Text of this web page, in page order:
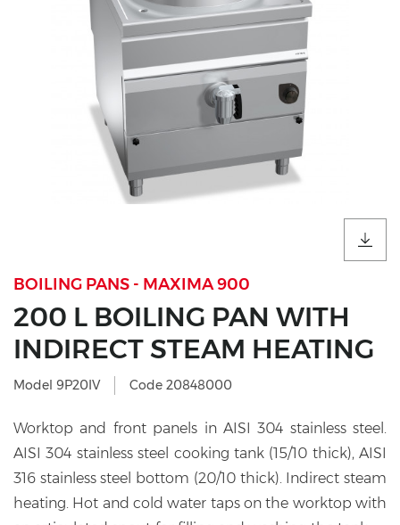
BOILING PANS - MAXIMA 900
200 L BOILING PAN WITH
INDIRECT STEAM HEATING
Model 9P20IV Code 20848000
Worktop and front panels in AISI 304 stainless steel.
AISI 304 stainless steel cooking tank (15/10 thick), AISI
316 stainless steel bottom (20/10 thick). Indirect steam
heating. Hot and cold water taps on the worktop with